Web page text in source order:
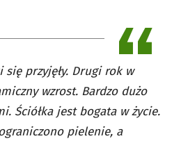
się przyjęły. Drugi rok w
wzrost. Bardzo dużo
Ściółka jest bogata w życie.
pielenie, a